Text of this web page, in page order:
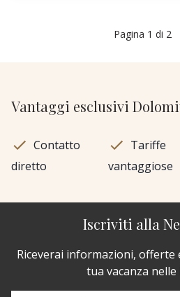
Pagina 1 di 2
Vantaggi esclusivi
Contatto
diretto
Tariffe
vantaggiose
Iscriviti alla
Riceverai informazioni, offerte
tua vacanza